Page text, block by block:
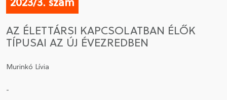
2023/3. szám
AZ ÉLETTÁRSI KAPCSOLATBAN ÉLŐK
TÍPUSAI AZ ÚJ ÉVEZREDBEN
Murinkó Lívia
-